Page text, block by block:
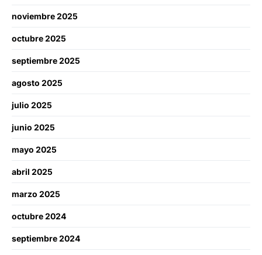
noviembre 2025
octubre 2025
septiembre 2025
agosto 2025
julio 2025
junio 2025
mayo 2025
abril 2025
marzo 2025
octubre 2024
septiembre 2024